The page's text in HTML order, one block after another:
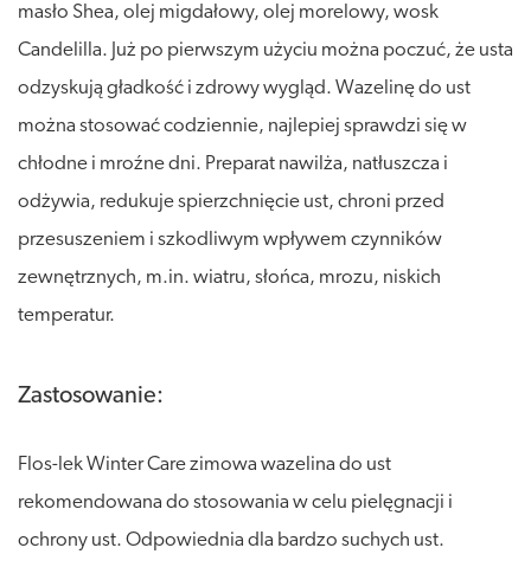
masło Shea, olej migdałowy, olej morelowy, wosk
Candelilla. Już po pierwszym użyciu można poczuć, że usta
odzyskują gładkość i zdrowy wygląd. Wazelinę do ust
można stosować codziennie, najlepiej sprawdzi się w
chłodne i mroźne dni. Preparat nawilża, natłuszcza i
odżywia, redukuje spierzchnięcie ust, chroni przed
przesuszeniem i szkodliwym wpływem czynników
zewnętrznych, m.in. wiatru, słońca, mrozu, niskich
temperatur.
Zastosowanie:
Flos-lek Winter Care zimowa wazelina do ust
rekomendowana do stosowania w celu pielęgnacji i
ochrony ust. Odpowiednia dla bardzo suchych ust.